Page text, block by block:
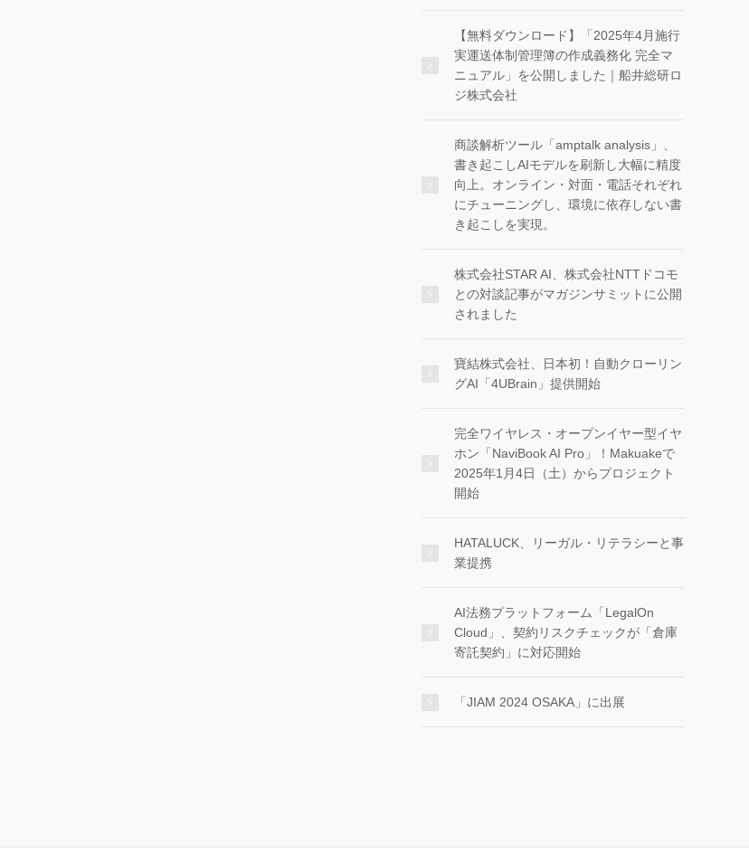
【無料ダウンロード】「2025年4月施行
実運送体制管理簿の作成義務化 完全マ
ニュアル」を公開しました｜船井総研ロ
ジ株式会社
商談解析ツール「amptalk analysis」、
書き起こしAIモデルを刷新し大幅に精度
向上。オンライン・対面・電話それぞれ
にチューニングし、環境に依存しない書
き起こしを実現。
株式会社STAR AI、株式会社NTTドコモ
との対談記事がマガジンサミットに公開
されました
寶結株式会社、日本初！自動クローリン
グAI「4UBrain」提供開始
完全ワイヤレス・オープンイヤー型イヤ
ホン「NaviBook AI Pro」！Makuakeで
2025年1月4日（土）からプロジェクト
開始
HATALUCK、リーガル・リテラシーと事
業提携
AI法務プラットフォーム「LegalOn
Cloud」、契約リスクチェックが「倉庫
寄託契約」に対応開始
「JIAM 2024 OSAKA」に出展